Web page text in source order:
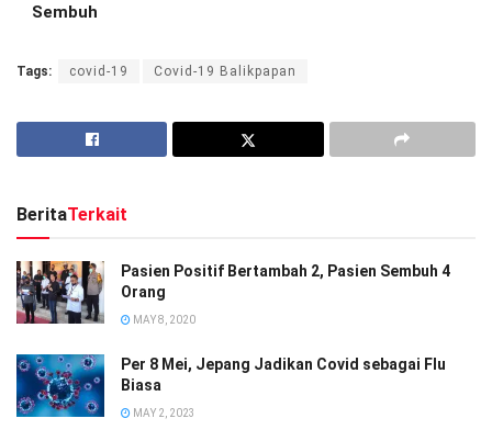
Sembuh
Tags: covid-19 Covid-19 Balikpapan
BeritaTerkait
Pasien Positif Bertambah 2, Pasien Sembuh 4
Orang
MAY 8, 2020
Per 8 Mei, Jepang Jadikan Covid sebagai Flu
Biasa
MAY 2, 2023